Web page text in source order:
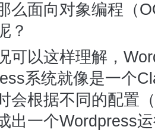
么面向对象编程（
？
可以这样理解，
系统就像是一个
会根据不同的配置
出一个Wordpress